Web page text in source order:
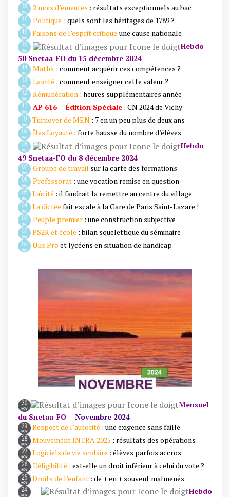
2 mois d’émeutes : résultats exceptionnels au bac
Politique : quels sont les héritages de 1789 ?
Faisons de l’esprit critique une cause nationale
Hebdo
50 Snetaa-FO du 15 décembre 2024
Maths : comment acquérir ces compétences ?
Laïcité : comment enseigner cette valeur ?
Rémunération : heures supplémentaires année
AP 616 – Édition Spéciale : CN 2024 de Vichy
Turnover de MEN : 7 en un peu plus de deux ans
Îles Loyauté : forte hausse du nombre d’élèves
Hebdo
49 Snetaa-FO du 8 décembre 2024
Groupe de travail sur la carte des formations
Professorat : une vocation remise en question
Laïcité : il faudrait la remettre au centre du village
La dictée fait escale à la Gare de Paris Saint-Lazare !
Peuple premier : une construction subjective
PS2R et école : bilan squelettique du séminaire
Ulis Pro et lycéens en situation de handicap
Mensuel
du Snetaa-FO – Novembre 2024
Respect de l’autorité : une exigence sans faille
Mouvement INTRA 2025 : résultats des opérations
Logiciels de vie scolaire : élèves parfois accros
L’éligibilité : est-elle un droit inférieur à celui du vote ?
Droits de l’enfant : de + en + souvent malmenés
Hebdo